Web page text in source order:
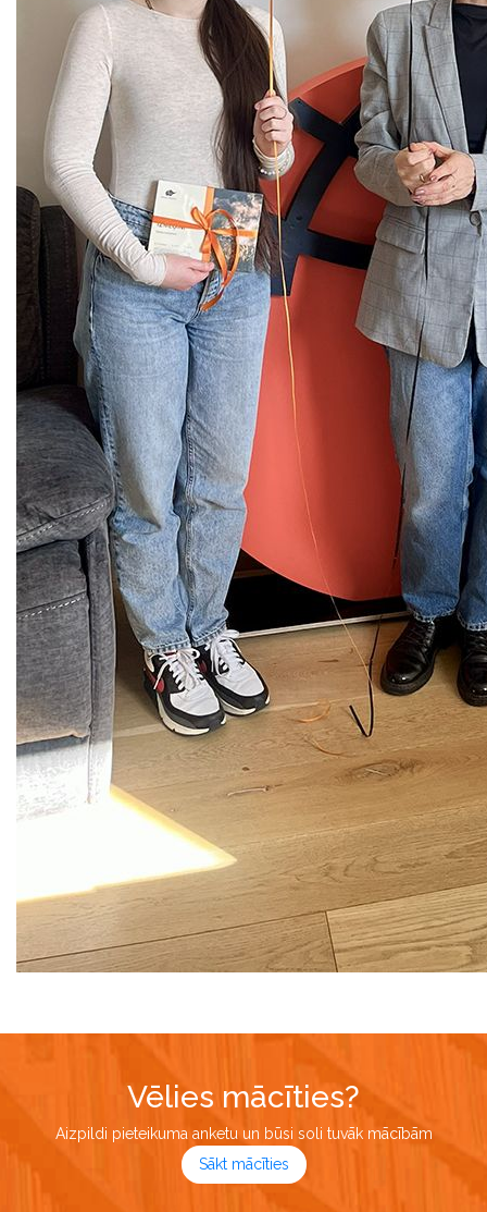
Vēlies mācīties?
Aizpildi pieteikuma anketu un būsi soli tuvāk mācībām
Sākt mācīties